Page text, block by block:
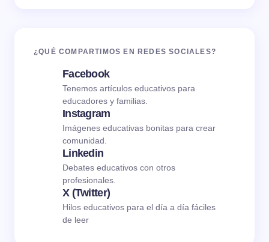
¿QUÉ COMPARTIMOS EN REDES SOCIALES?
Facebook
Tenemos artículos educativos para
educadores y familias.
Instagram
Imágenes educativas bonitas para crear
comunidad.
Linkedin
Debates educativos con otros
profesionales.
X (Twitter)
Hilos educativos para el día a día fáciles
de leer